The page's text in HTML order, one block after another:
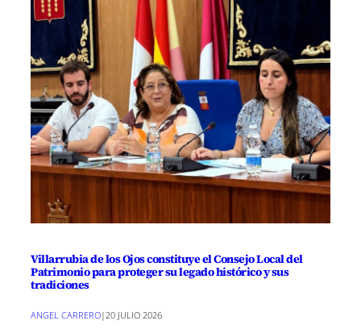
Villarrubia de los Ojos constituye el Consejo Local del
Patrimonio para proteger su legado histórico y sus
tradiciones
ANGEL CARRERO|20 JULIO 2026